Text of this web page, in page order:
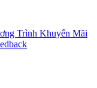
Trình Khuyến Mãi